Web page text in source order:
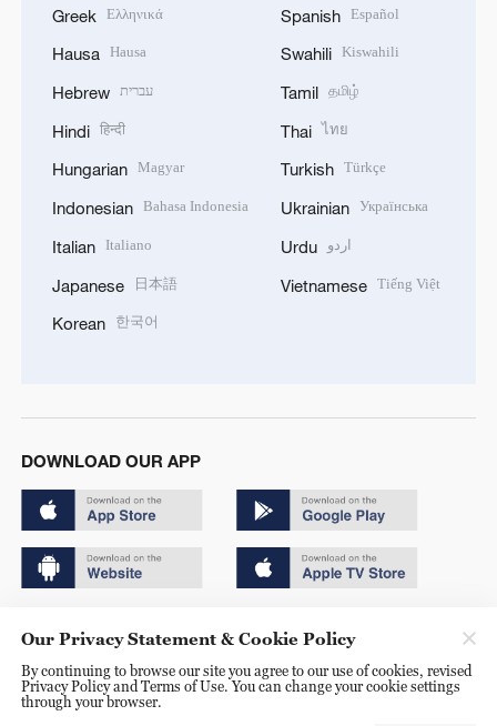
Greek Ελληνικά
Hausa Hausa
Hebrew עברית
Hindi हिन्दी
Hungarian Magyar
Indonesian Bahasa Indonesia
Italian Italiano
Japanese 日本語
Korean 한국어
Spanish Español
Swahili Kiswahili
Tamil தமிழ்
Thai ไทย
Turkish Türkçe
Ukrainian Українська
Urdu اردو
Vietnamese Tiếng Việt
DOWNLOAD OUR APP
京ICP备20000184号
京公网安备 11010502050052号
Our Privacy Statement & Cookie Policy
By continuing to browse our site you agree to our use of cookies, revised
Privacy Policy and Terms of Use. You can change your cookie settings
through your browser.